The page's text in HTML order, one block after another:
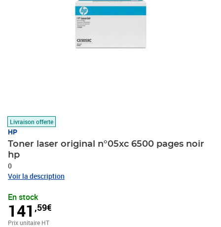
Livraison offerte
HP
Toner laser original n°05xc 6500 pages noir
hp
0
Voir la description
En stock
141 ,59€
Prix unitaire HT